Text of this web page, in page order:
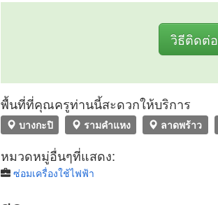
วิธีติดต่อ
พื้นที่ที่คุณครูท่านนี้สะดวกให้บริการ
บางกะปิ รามคำแหง ลาดพร้าว
หมวดหมู่อื่นๆที่แสดง:
ซ่อมเครื่องใช้ไฟฟ้า